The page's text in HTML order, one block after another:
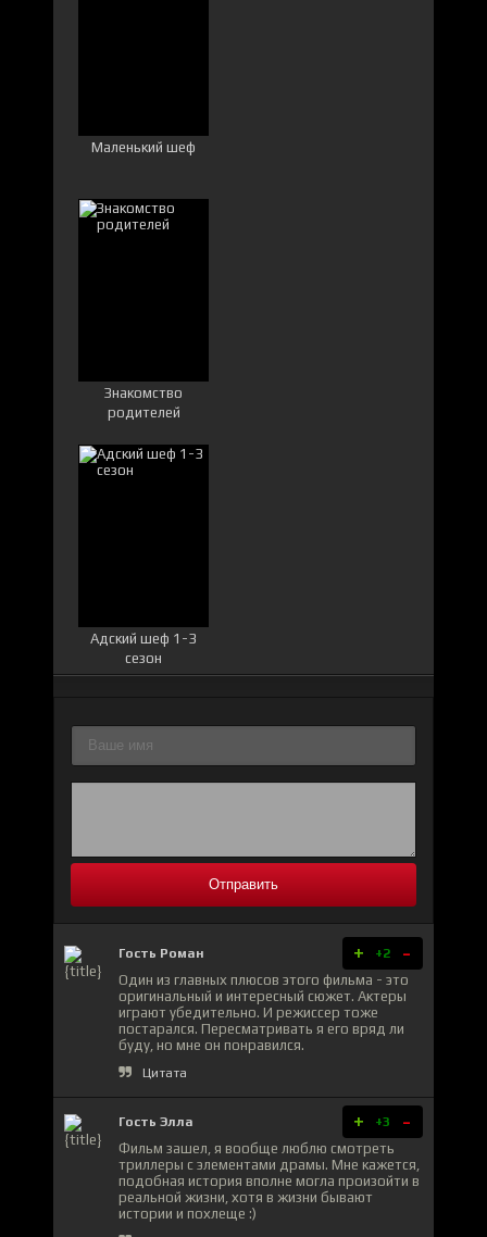
Маленький шеф
Знакомство
родителей
Адский шеф 1-3
сезон
Отправить
Гость Роман + +2 -
Один из главных плюсов этого фильма - это
оригинальный и интересный сюжет. Актеры
играют убедительно. И режиссер тоже
постарался. Пересматривать я его вряд ли
буду, но мне он понравился.
Цитата
Гость Элла + +3 -
Фильм зашел, я вообще люблю смотреть
триллеры с элементами драмы. Мне кажется,
подобная история вполне могла произойти в
реальной жизни, хотя в жизни бывают
истории и похлеще :)